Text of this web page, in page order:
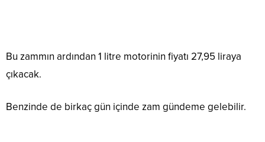
Bu zammın ardından 1 litre motorinin fiyatı 27,95 liraya
çıkacak.
Benzinde de birkaç gün içinde zam gündeme gelebilir.